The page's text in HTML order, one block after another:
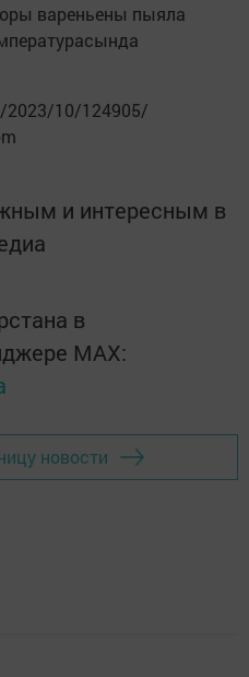
вареньены пыяла
10/124905/
и интересным в
в
MАХ:
новости